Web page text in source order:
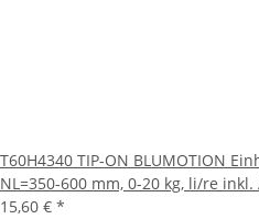
T60H4340 TIP-ON BLUMOTION
NL=350-600 mm, 0-20 kg, li/re
15,60 € *